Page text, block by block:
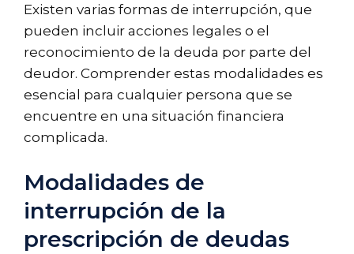
Existen varias formas de interrupción, que
pueden incluir acciones legales o el
reconocimiento de la deuda por parte del
deudor. Comprender estas modalidades es
esencial para cualquier persona que se
encuentre en una situación financiera
complicada.
Modalidades de
interrupción de la
prescripción de deudas